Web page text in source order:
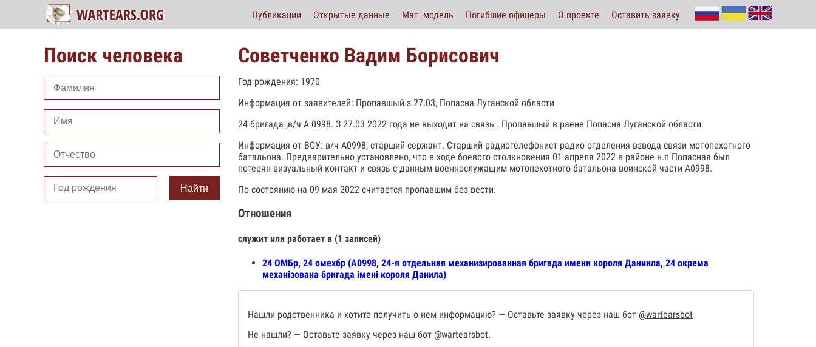
Публикации Открытые данные Мат. модель Погибшие офицеры О проекте Оставить заявку
Поиск человека
Найти
Советченко Вадим Борисович
Год рождения: 1970
Информация от заявителей: Пропавшый з 27.03, Попасна Луганской области
24 бригада ,в/ч А 0998. З 27.03 2022 года не выходит на связь . Пропавшый в раене Попасна Луганской области
Информация от ВСУ: в/ч А0998, старший сержант. Старший радиотелефонист радио отделения взвода связи мотопехотного
батальона. Предварительно установлено, что в ходе боевого столкновения 01 апреля 2022 в районе н.п Попасная был
потерян визуальный контакт и связь с данным военнослужащим мотопехотного батальона воинской части А0998.
По состоянию на 09 мая 2022 считается пропавшим без вести.
Отношения
служит или работает в (1 записей)
24 ОМБр, 24 омехбр (А0998, 24-я отдельная механизированная бригада имени короля Даниила, 24 окрема
механізована бригада імені короля Данила)
Нашли родственника и хотите получить о нем информацию? — Оставьте заявку через наш бот @wartearsbot
Не нашли? — Оставьте заявку через наш бот @wartearsbot.